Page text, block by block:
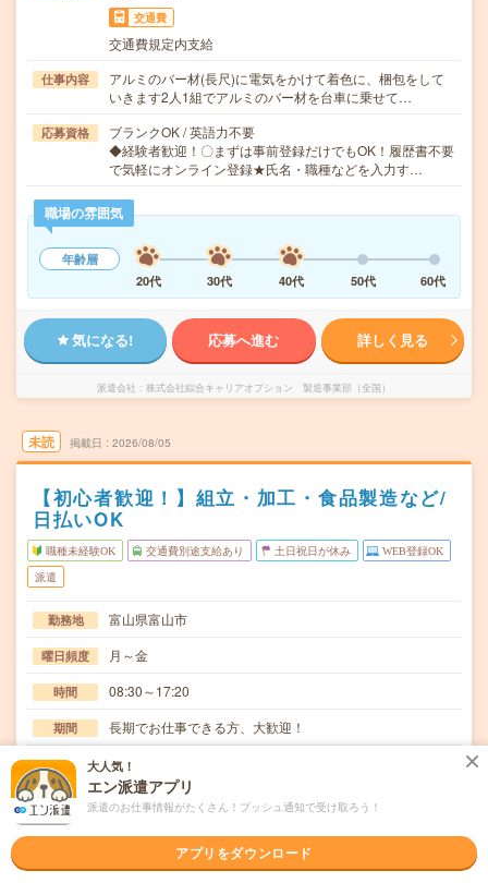
交通費
交通費規定内支給
仕事内容
アルミのバー材(長尺)に電気をかけて着色に、梱包をして
いきます2人1組でアルミのバー材を台車に乗せて…
応募資格
ブランクOK / 英語力不要
◆経験者歓迎！〇まずは事前登録だけでもOK！履歴書不要
で気軽にオンライン登録★氏名・職種などを入力す…
職場の雰囲気
年齢層
20代
30代 40代 50代 60代
気になる! 応募へ進む 詳しく見る
派遣会社 株式会社綜合キャリアオプション 製造事業部（全国）
未読 掲載日 2026/08/05
【初心者歓迎！】組立・加工・食品製造など/
日払いOK
職種未経験OK 交通費別途支給あり 土日祝日が休み WEB登録OK
派遣
勤務地 富山県富山市
曜日頻度 月～金
時間 08:30～17:20
期間 長期でお仕事できる方、大歓迎！
時給 時給1500円
交通費
交通費規定内支給
組み立て図を見て、ドライバーやレンチなどご家庭でもよ
く使うような工具で部品の組み付けをお任せ！図面も…
大人気！
エン派遣アプリ
派遣のお仕事情報がたくさん！プッシュ通知で受け取ろう！
アプリをダウンロード